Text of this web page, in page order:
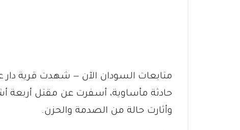
متابعات السودان الآن — شهدت قرية دار
حادثة مأساوية، أسفرت عن مقتل
وأثارت حالة من الصدمة والحزن.